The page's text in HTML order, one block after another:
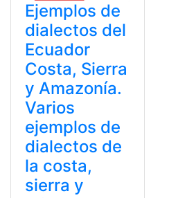
Ejemplos de
dialectos del
Ecuador
Costa, Sierra
y Amazonía.
Varios
ejemplos de
dialectos de
la costa,
sierra y